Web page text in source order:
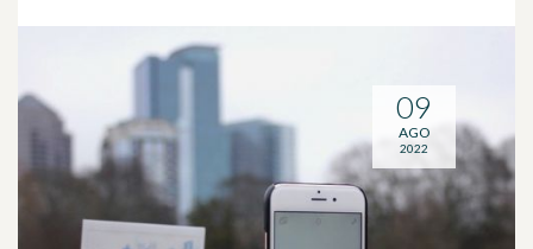
09
AGO
2022